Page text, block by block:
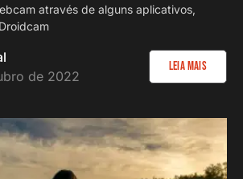
através de alguns aplicativos,
de 2022
Leia Mais